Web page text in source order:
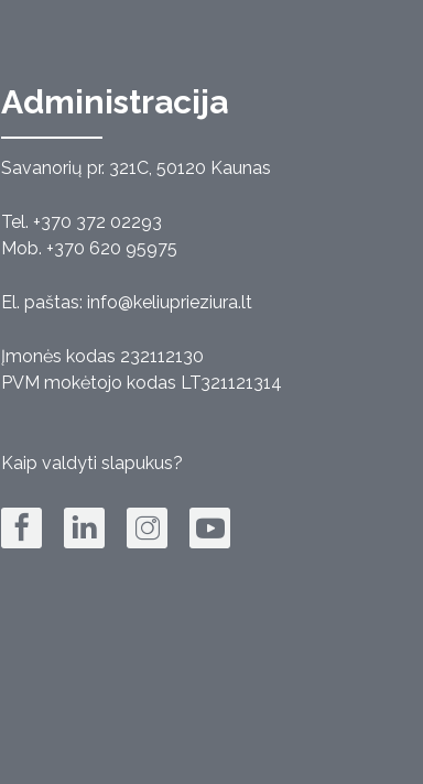
Administracija
Savanorių pr. 321C, 50120 Kaunas
Tel. +370 372 02293
Mob. +370 620 95975
El. paštas: info@keliuprieziura.lt
Įmonės kodas 232112130
PVM mokėtojo kodas LT321121314
Kaip valdyti slapukus?